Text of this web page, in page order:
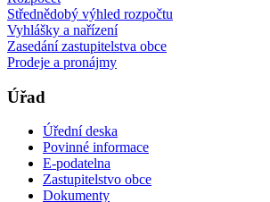
Střednědobý výhled rozpočtu
Vyhlášky a nařízení
Zasedání zastupitelstva obce
Prodeje a pronájmy
Úřad
Úřední deska
Povinné informace
E-podatelna
Zastupitelstvo obce
Dokumenty